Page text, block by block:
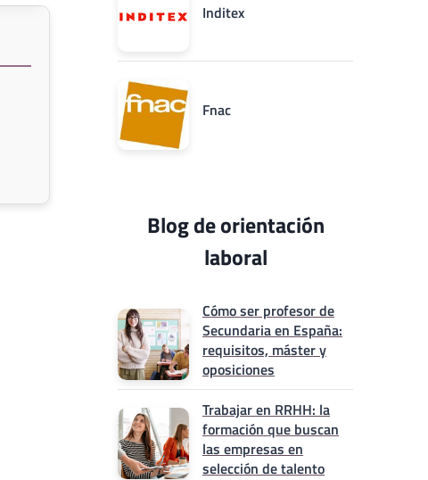
Inditex
Fnac
Blog de orientación
laboral
Cómo ser profesor de
Secundaria en España:
requisitos, máster y
oposiciones
Trabajar en RRHH: la
formación que buscan
las empresas en
selección de talento